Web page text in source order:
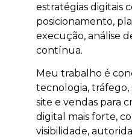
estratégias digitais
posicionamento,
execução, análise
contínua.
Meu trabalho é
tecnologia, tráfego,
site e vendas para
digital mais forte,
visibilidade,